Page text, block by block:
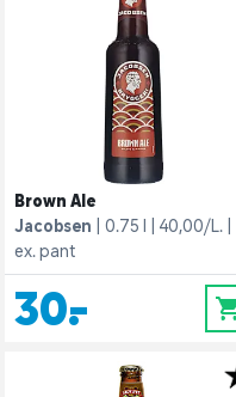
Brown Ale
Jacobsen
0.75 l
40,00/L.
ex. pant
30,- 0